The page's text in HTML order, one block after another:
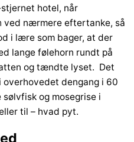
hotel, når
nærmere eftertanke, så
i lære som bager, at der
lange følehorn rundt på
og tændte lyset. Det
dengang i 60
og mosegrise i
til – hvad pyt.